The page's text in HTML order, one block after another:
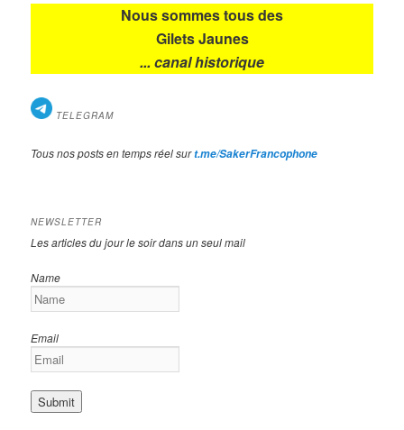
Nous sommes tous des
Gilets Jaunes
... canal historique
TELEGRAM
Tous nos posts en temps réel surt.me/SakerFrancophone
NEWSLETTER
Les articles du jour le soir dans un seul mail
Name
Email